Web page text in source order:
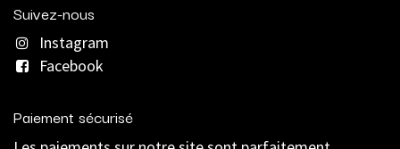
Suivez-nous
Instagram
Facebook
Paiement sécurisé